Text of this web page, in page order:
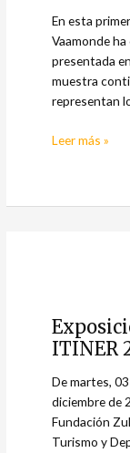
En esta
Vaamonde
presentada
muestra
representan
Leer más »
ITINER
De martes,
diciembre de
Fundación
Turismo y
de
lo
ITINER
2026